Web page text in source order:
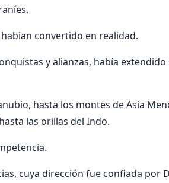
convertido en realidad.
y alianzas, había
hasta los montes de Asia
las orillas del Indo.
cuya dirección fue confiada por